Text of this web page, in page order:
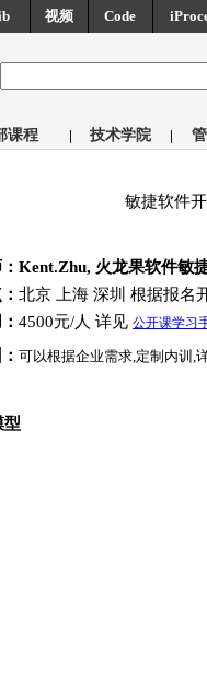
视频 Code
课程 | 技术学院 |
敏捷软件
Kent.Zhu, 火龙果软件敏
北京 上海 深圳 根据报名
4500元/人 详见 公开课学习
可以根据企业需求,定制内训,
型